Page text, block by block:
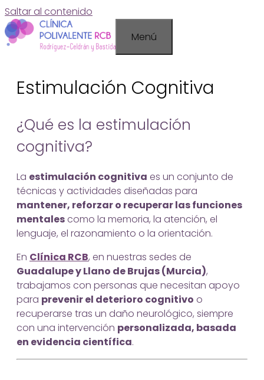
Saltar al contenido
Menú
Estimulación Cognitiva
¿Qué es la estimulación
cognitiva?
La estimulación cognitiva es un conjunto de
técnicas y actividades diseñadas para
mantener, reforzar o recuperar las funciones
mentalescomo la memoria, la atención, el
lenguaje, el razonamiento o la orientación.
En Clínica RCB, en nuestras sedes de
Guadalupe y Llano de Brujas (Murcia),
trabajamos con personas que necesitan apoyo
para prevenir el deterioro cognitivo o
recuperarse tras un daño neurológico, siempre
con una intervención personalizada, basada
en evidencia científica.